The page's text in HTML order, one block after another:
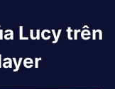
Lucy trên